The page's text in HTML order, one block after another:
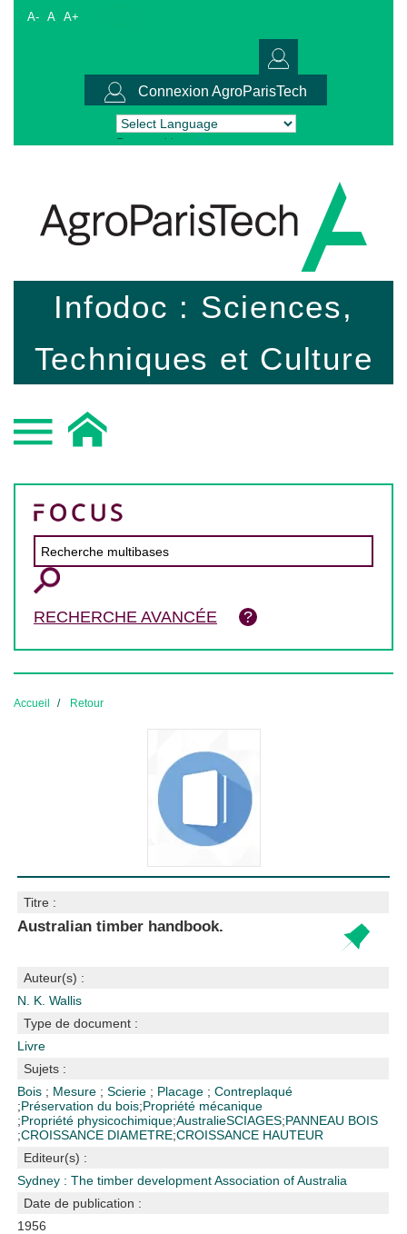
A- A A+
Connexion AgroParisTech
Powered by Translate
Infodoc : Sciences,
Techniques et Culture
RECHERCHE AVANCÉE
Accueil Retour
Titre :
Australian timber handbook.
Auteur(s) :
N. K. Wallis
Type de document :
Livre
Sujets :
Bois ; Mesure ;Scierie ; Placage ;Contreplaqué
;Préservation du bois;Propriété mécanique
;Propriété physicochimique;AustralieSCIAGES;PANNEAU BOIS
;CROISSANCE DIAMETRE;CROISSANCE HAUTEUR
Editeur(s) :
Sydney : The timber development Association of Australia
Date de publication :
1956